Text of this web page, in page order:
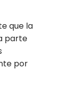
que la
parte
por